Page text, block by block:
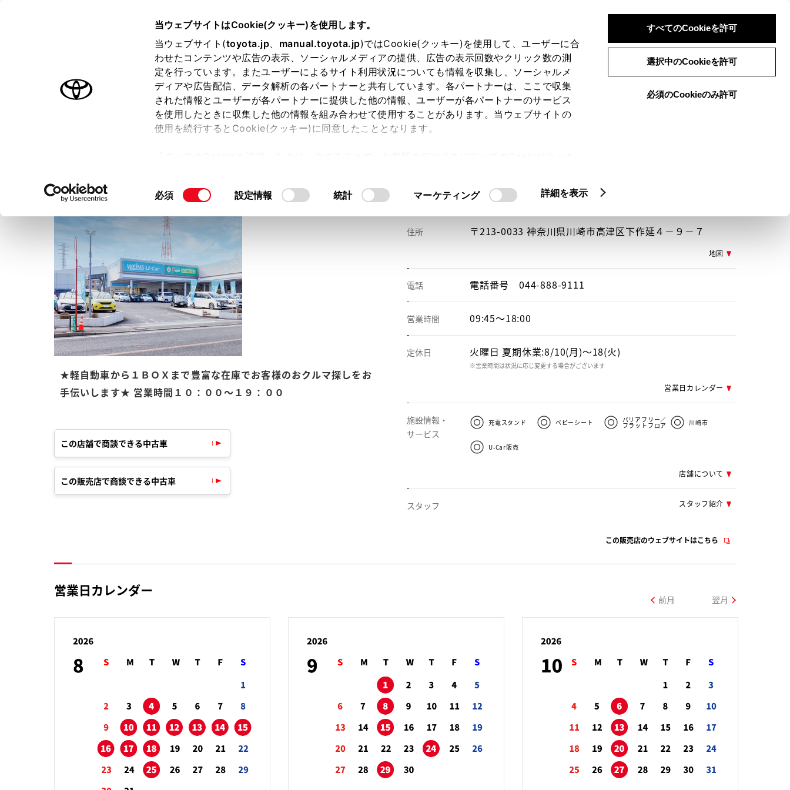
当ウェブサイトはCookie(クッキー)を使用します。
当ウェブサイト(toyota.jp、 manual.toyota.jp)ではCookie(クッキー)を使用して、ユーザーに合
わせたコンテンツや広告の表示、ソーシャルメディアの提供、広告の表示回数やクリック数の測
定を行っています。またユーザーによるサイト利用状況についても情報を収集し、ソーシャルメ
ディアや広告配信、データ解析の各パートナーと共有しています。各パートナーは、ここで収集
された情報とユーザーが各パートナーに提供した他の情報、ユーザーが各パートナーのサービス
を使用したときに収集した他の情報を組み合わせて使用することがあります。当ウェブサイトの
使用を続行するとCookie(クッキー)に同意したこととなります。
て」をご覧ください。
同
の
択
必須 設定情報 統計 マーケティング 詳細を表示
すべてのCookieを許可
選択中のCookieを許可
必須のCookieのみ許可
ログイン 検索 メニュー
オーナーサポート トピックス
トヨタ認定中古車 メニュー
トヨタ認定中古車の魅力 3つの買い方 オンライン購入 お気に入り
WEINS U-Car 溝ノ口
★軽自動車から１ＢＯＸまで豊富な在庫でお客様のおクルマ探しをお
手伝いします★ 営業時間１０：００～１９：００
この店舗で商談できる中古車
この販売店で商談できる中古車
住所 〒213-0033 神奈川県川崎市高津区下作延４－９－７
地図
電話 電話番号 044-888-9111
営業時間 09:45～18:00
定休日 火曜日 夏期休業:8/10(月)～18(火)
※営業時間は状況に応じ変更する場合がございます
営業日カレンダー
施設情報・
サービス
充電スタンド ベビーシート バリアフリー／
フラットフロア 川崎市
U-Car販売
店舗について
スタッフ スタッフ紹介
この販売店のウェブサイトはこちら
営業日カレンダー
前月 翌月